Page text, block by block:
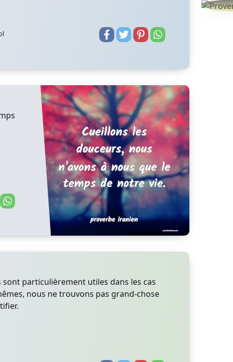
sont particulièrement utiles dans les cas
nous ne trouvons pas grand-chose